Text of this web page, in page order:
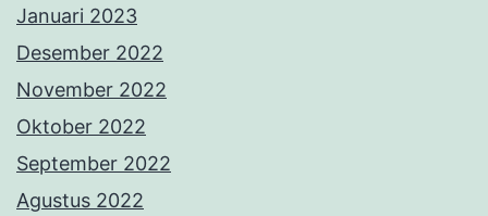
Januari 2023
Desember 2022
November 2022
Oktober 2022
September 2022
Agustus 2022